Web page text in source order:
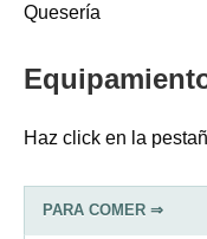
Quesería
Haz click en la
PARA COMER ⇒